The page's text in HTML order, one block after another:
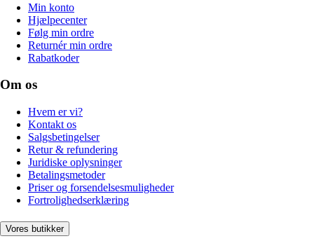
Min konto
Hjælpecenter
Følg min ordre
Returnér min ordre
Rabatkoder
Om os
Hvem er vi?
Kontakt os
Salgsbetingelser
Retur & refundering
Juridiske oplysninger
Betalingsmetoder
Priser og forsendelsesmuligheder
Fortrolighedserklæring
Vores butikker